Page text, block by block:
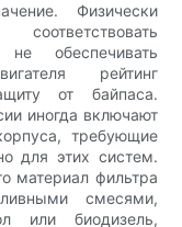
Физически
обеспечивать
рейтинг
от байпаса.
иногда включают
требующие
для этих систем.
материал фильтра
смесями,
или биодизель,